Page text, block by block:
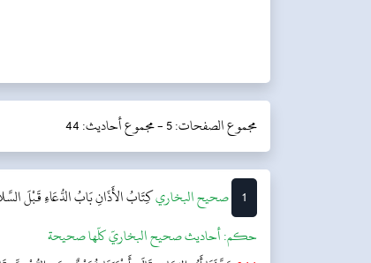
مجموع الصفحات: 5 - مجموع أحاديث: 44
1 ‌‌صحيح البخاريكِتَابُ الأَذَانِبَابُ الدُّعَاءِ قَبْلَ
حکم:أحاديث صحيح البخاريّ كلّها صحيحة